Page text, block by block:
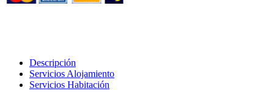
Descripción
Servicios Alojamiento
Servicios Habitación